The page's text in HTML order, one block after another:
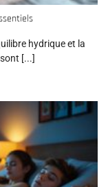
hydrique et la
[...]